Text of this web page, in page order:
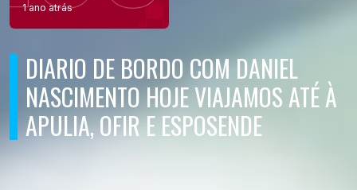
1 ano atrás
DIARIO DE BORDO COM DANIEL
NASCIMENTO HOJE VIAJAMOS ATÉ À
APULIA, OFIR E ESPOSENDE